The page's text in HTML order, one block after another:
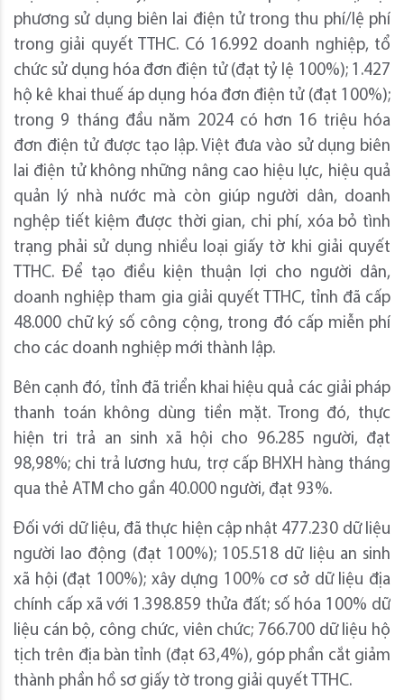
phương sử dụng biên lai điện tử trong thu phí/lệ phí
trong giải quyết TTHC. Có 16.992 doanh nghiệp, tổ
chức sử dụng hóa đơn điện tử (đạt tỷ lệ 100%); 1.427
hộ kê khai thuế áp dụng hóa đơn điện tử (đạt 100%);
trong 9 tháng đầu năm 2024 có hơn 16 triệu hóa
đơn điện tử được tạo lập. Việt đưa vào sử dụng biên
lai điện tử không những nâng cao hiệu lực, hiệu quả
quản lý nhà nước mà còn giúp người dân, doanh
nghệp tiết kiệm được thời gian, chi phí, xóa bỏ tình
trạng phải sử dụng nhiều loại giấy tờ khi giải quyết
TTHC. Để tạo điều kiện thuận lợi cho người dân,
doanh nghiệp tham gia giải quyết TTHC, tỉnh đã cấp
48.000 chữ ký số công cộng, trong đó cấp miễn phí
cho các doanh nghiệp mới thành lập.
Bên cạnh đó, tỉnh đã triển khai hiệu quả các giải pháp
thanh toán không dùng tiền mặt. Trong đó, thực
hiện tri trả an sinh xã hội cho 96.285 người, đạt
98,98%; chi trả lương hưu, trợ cấp BHXH hàng tháng
qua thẻ ATM cho gần 40.000 người, đạt 93%.
Đối với dữ liệu, đã thực hiện cập nhật 477.230 dữ liệu
người lao động (đạt 100%); 105.518 dữ liệu an sinh
xã hội (đạt 100%); xây dựng 100% cơ sở dữ liệu địa
chính cấp xã với 1.398.859 thửa đất; số hóa 100% dữ
liệu cán bộ, công chức, viên chức; 766.700 dữ liệu hộ
tịch trên địa bàn tỉnh (đạt 63,4%), góp phần cắt giảm
thành phần hồ sơ giấy tờ trong giải quyết TTHC.